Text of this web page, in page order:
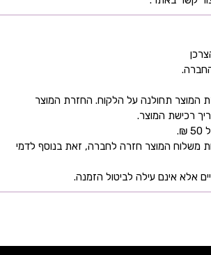
המוצר תחולנה על הלקוח. החזרת המוצר
משלוח המוצר חזרה לחברה, זאת בנוסף לדמי
אלא אינם עילה לביטול הזמנה.